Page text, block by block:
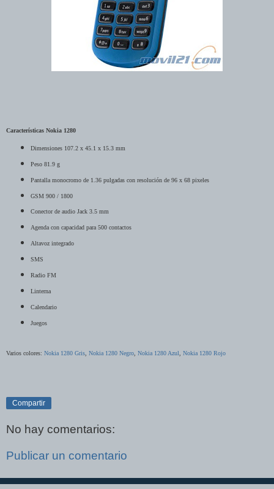
Características Nokia 1280
Dimensiones 107.2 x 45.1 x 15.3 mm
Peso 81.9 g
Pantalla monocromo de 1.36 pulgadas con resolución de 96 x 68 pixeles
GSM 900 / 1800
Conector de audio Jack 3.5 mm
Agenda con capacidad para 500 contactos
Altavoz integrado
SMS
Radio FM
Linterna
Calendario
Juegos
Varios colores: Nokia 1280 Gris Nokia 1280 Negro Nokia 1280 Azul Nokia 1280 Rojo
Compartir
No hay comentarios:
Publicar un comentario